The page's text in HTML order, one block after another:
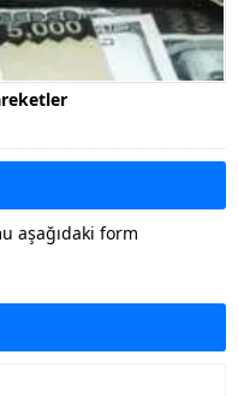
aşağıdaki form